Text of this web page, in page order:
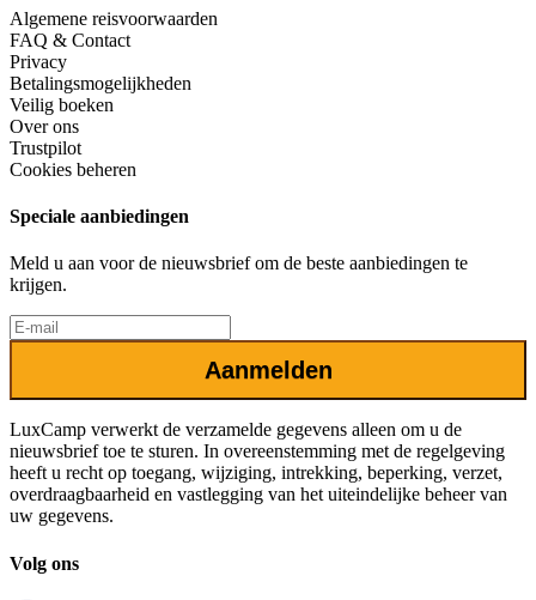
Algemene reisvoorwaarden
FAQ & Contact
Privacy
Betalingsmogelijkheden
Veilig boeken
Over ons
Trustpilot
Cookies beheren
Speciale aanbiedingen
Meld u aan voor de nieuwsbrief om de beste aanbiedingen te
krijgen.
Aanmelden
LuxCamp verwerkt de verzamelde gegevens alleen om u de
nieuwsbrief toe te sturen. In overeenstemming met de regelgeving
heeft u recht op toegang, wijziging, intrekking, beperking, verzet,
overdraagbaarheid en vastlegging van het uiteindelijke beheer van
uw gegevens.
Volg ons